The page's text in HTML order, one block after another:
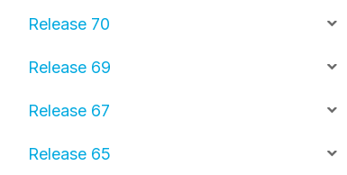
Release 70
Release 69
Release 67
Release 65